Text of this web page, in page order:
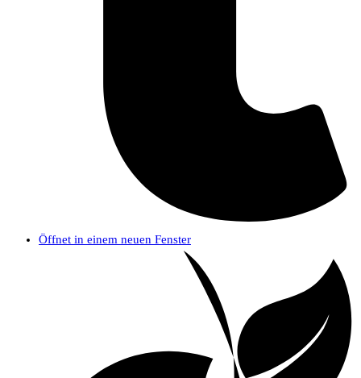
Öffnet in einem neuen Fenster